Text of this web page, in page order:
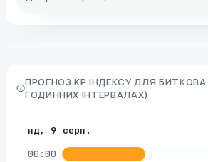
ПРОГНОЗ KP ІНДЕКСУ ДЛЯ БИТКОВА
ГОДИННИХ ІНТЕРВАЛАХ)
нд, 9 серп.
00:00